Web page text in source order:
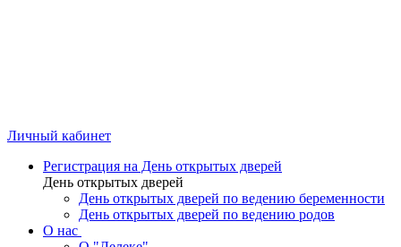
Личный кабинет
Регистрация на День открытых дверей
День открытых дверей
День открытых дверей по ведению беременности
День открытых дверей по ведению родов
О нас